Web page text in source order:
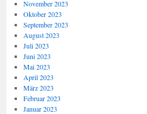
November 2023
Oktober 2023
September 2023
August 2023
Juli 2023
Juni 2023
Mai 2023
April 2023
März 2023
Februar 2023
Januar 2023